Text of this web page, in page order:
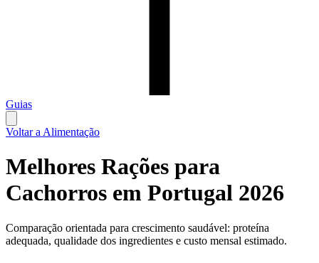
Guias
Voltar a Alimentação
Melhores Rações para
Cachorros em Portugal 2026
Comparação orientada para crescimento saudável: proteína
adequada, qualidade dos ingredientes e custo mensal estimado.